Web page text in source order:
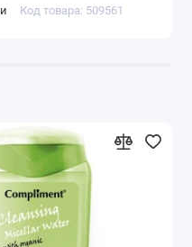
Код товара: 509561